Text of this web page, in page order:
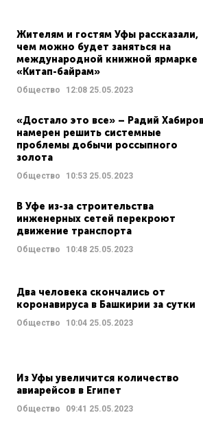
Жителям и гостям Уфы рассказали,
чем можно будет заняться на
международной книжной ярмарке
«Китап-байрам»
Общество 12:08 25.05.2023
«Достало это все» – Радий
намерен решить системные
проблемы добычи россыпного
золота
Общество 10:53 25.05.2023
В Уфе из-за строительства
инженерных сетей перекроют
движение транспорта
Общество 10:48 25.05.2023
Два человека скончались от
коронавируса в Башкирии за сутки
Общество 10:04 25.05.2023
Из Уфы увеличится количество
авиарейсов в Египет
Общество 09:41 25.05.2023